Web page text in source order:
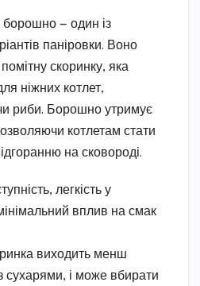
— один із
паніровки. Воно
скоринку, яка
ніжних котлет,
риби. Борошно утримує
котлетам стати
на сковороді.
легкість у
вплив на смак
виходить менш
сухарями, і може вбирати